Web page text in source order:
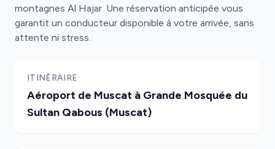
montagnes Al Hajar. Une réservation anticipée vous
garantit un conducteur disponible à votre arrivée, sans
attente ni stress.
ITINÉRAIRE
Aéroport de Muscat à Grande Mosquée du
Sultan Qabous (Muscat)